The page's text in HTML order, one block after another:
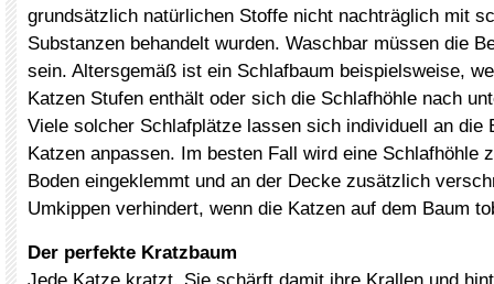
grundsätzlich natürlichen Stoffe nicht nachträglich mit
Substanzen behandelt wurden. Waschbar müssen die
sein. Altersgemäß ist ein Schlafbaum beispielsweise,
Katzen Stufen enthält oder sich die Schlafhöhle nach
Viele solcher Schlafplätze lassen sich individuell an die
Katzen anpassen. Im besten Fall wird eine Schlafhöhle
Boden eingeklemmt und an der Decke zusätzlich
Umkippen verhindert, wenn die Katzen auf dem Baum
Der perfekte Kratzbaum